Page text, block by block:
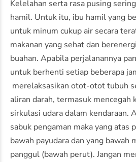
Kelelahan serta rasa pusing
hamil. Untuk itu, ibu hamil yang
untuk minum cukup air secara
makanan yang sehat dan
buahan. Apabila perjalanannya
untuk berhenti setiap beberapa
merelaksasikan otot-otot tubuh
aliran darah, termasuk mencegah
sirkulasi udara dalam kendaraan.
sabuk pengaman maka yang atas
bawah payudara dan yang bawah
panggul (bawah perut). Jangan